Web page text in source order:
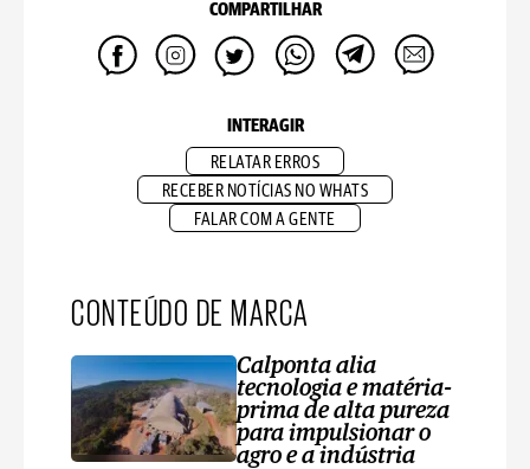
COMPARTILHAR
INTERAGIR
RELATAR ERROS
RECEBER NOTÍCIAS NO WHATS
FALAR COM A GENTE
CONTEÚDO DE MARCA
Calponta alia
tecnologia e matéria-
prima de alta pureza
para impulsionar o
agro e a indústria